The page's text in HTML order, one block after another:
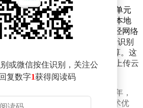
征在于搭载专用神经网络处理单元
成健康监测、安全预警等功能的本地
例，其自研的Neural Engine神经网络
、睡眠呼吸暂停监测、动态姿势识别
必要时通过iPhone进行辅助计算。这
速度，又有效避免了用户数据上传云
成为端侧AI智能手表的普及元年，
。苹果凭借软硬件一体化的技术优
或微信按住识别，关注公
复数字1获得阅读码